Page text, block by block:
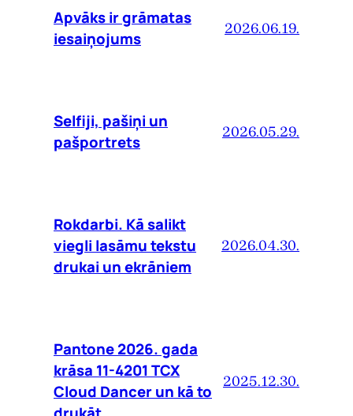
Apvāks ir grāmatas
iesaiņojums
2026.06.19.
Selfiji, pašiņi un
pašportrets
2026.05.29.
Rokdarbi. Kā salikt
viegli lasāmu tekstu
drukai un ekrāniem
2026.04.30.
Pantone 2026. gada
krāsa 11-4201 TCX
Cloud Dancer un kā to
2025.12.30.